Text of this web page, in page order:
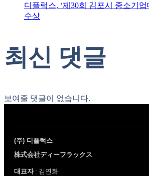
디플럭스, ‘제30회 김포시 중소기
수상
최신 댓글
보여줄 댓글이 없습니다.
(주) 디플럭스
株式会社ディーフラックス
대표자: 김연화